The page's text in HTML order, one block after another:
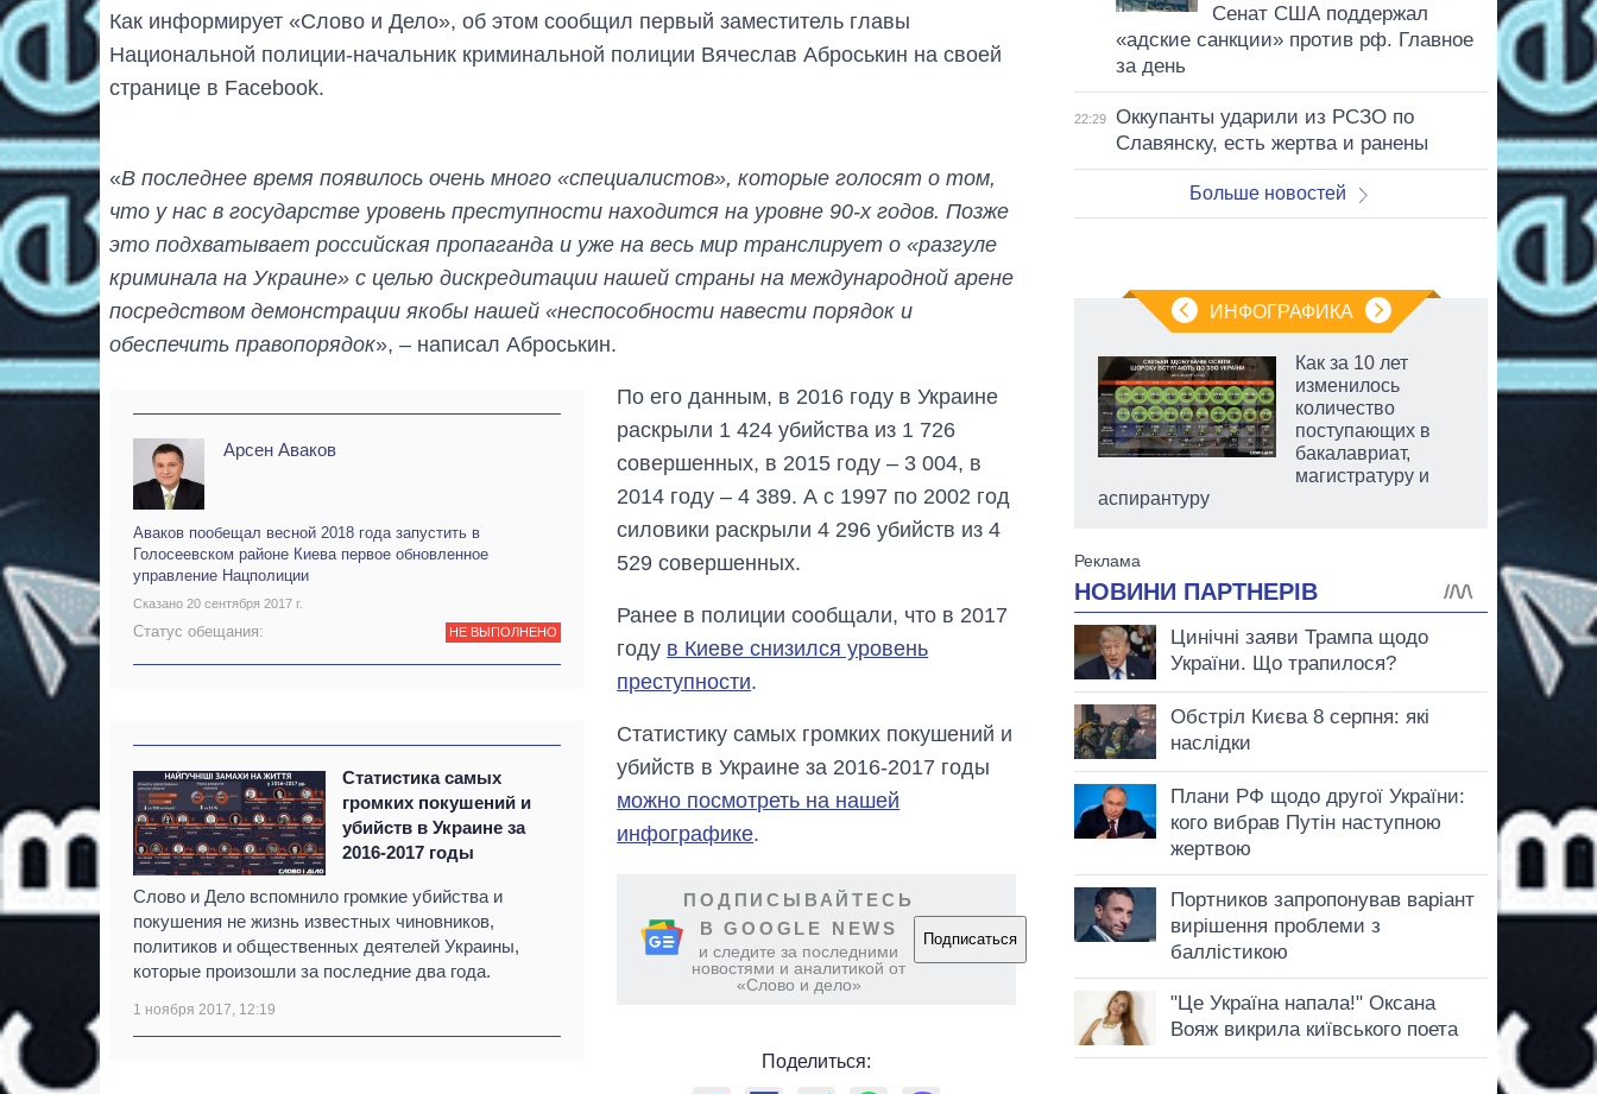
Как информирует «Слово и Дело», об этом сообщил первый заместитель главы
Национальной полиции-начальник криминальной полиции Вячеслав Аброськин на своей
странице в Facebook.
«В последнее время появилось очень много «специалистов», которые голосят о том,
что у нас в государстве уровень преступности находится на уровне 90-х годов. Позже
это подхватывает российская пропаганда и уже на весь мир транслирует о «разгуле
криминала на Украине» с целью дискредитации нашей страны на международной арене
посредством демонстрации якобы нашей «неспособности навести порядок и
обеспечить правопорядок», – написал Аброськин.
Арсен Аваков
Аваков пообещал весной 2018 года запустить в
Голосеевском районе Киева первое обновленное
управление Нацполиции
Сказано 20 сентября 2017 г.
Статус обещания: НЕ ВЫПОЛНЕНО
По его данным, в 2016 году в Украине
раскрыли 1 424 убийства из 1 726
совершенных, в 2015 году – 3 004, в
2014 году – 4 389. А с 1997 по 2002 год
силовики раскрыли 4 296 убийств из 4
529 совершенных.
Статистика самых
громких покушений и
убийств в Украине за
2016-2017 годы
Слово и Дело вспомнило громкие убийства и
покушения не жизнь известных чиновников,
политиков и общественных деятелей Украины,
которые произошли за последние два года.
1 ноября 2017, 12:19
Ранее в полиции сообщали, что в 2017
году в Киеве снизился уровень
преступности.
Статистику самых громких покушений и
убийств в Украине за 2016-2017 годы
можно посмотреть на нашей
инфографике.
ПОДПИСЫВАЙТЕСЬ
В GOOGLE NEWS
и следите за последними
новостями и аналитикой от
«Слово и дело»
Подписаться
Поделиться:
Сенат США поддержал
«адские санкции» против рф. Главное
за день
22:29
Оккупанты ударили из РСЗО по
Славянску, есть жертва и ранены
Больше новостей
ИНФОГРАФИКА
бюджет
Министерства
обороны за 13 лет
войны с россией
Как за 10 лет
изменилось
количество
поступающих в
бакалавриат,
магистратуру и
аспирантуру